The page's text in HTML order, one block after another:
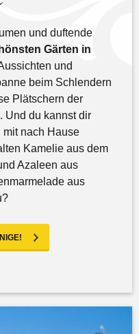
und duftende
Gärten in
und
beim Schlendern
Plätschern der
Und du kannst dir
nach Hause
Kamelie aus dem
Azaleen aus
aus